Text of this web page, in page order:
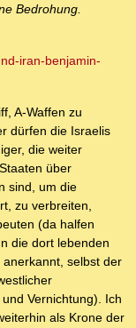
Bedrohung.
iran-benjamin-
A-Waffen zu
dürfen die Israelis
die weiter
über
sind, um die
zu verbreiten,
(da halfen
die dort lebenden
selbst der
Vernichtung). Ich
als Krone der